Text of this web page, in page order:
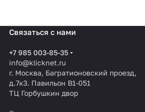
Связаться с нами
+7 985 003-85-35
info@klicknet.ru
г. Москва, Багратионовский проезд,
д.7к3. Павильон B1-051
ТЦ Горбушкин двор